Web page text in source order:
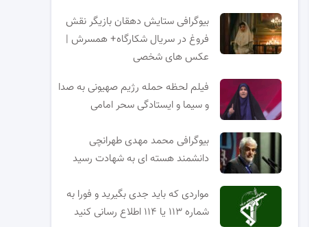
بیوگرافی ستایش دهقان بازیگر نقش
فروغ در سریال شکارگاه+ همسرش |
عکس های شخصی
فیلم لحظه حمله رژیم صهیونی به صدا
و سیما و ایستادگی سحر امامی
بیوگرافی محمد مهدی طهرانچی
دانشمند هسته ای به شهادت رسید
مواردی که باید جدی بگیرید و فورا به
شماره ۱۱۳ یا ۱۱۴ اطلاع رسانی کنید